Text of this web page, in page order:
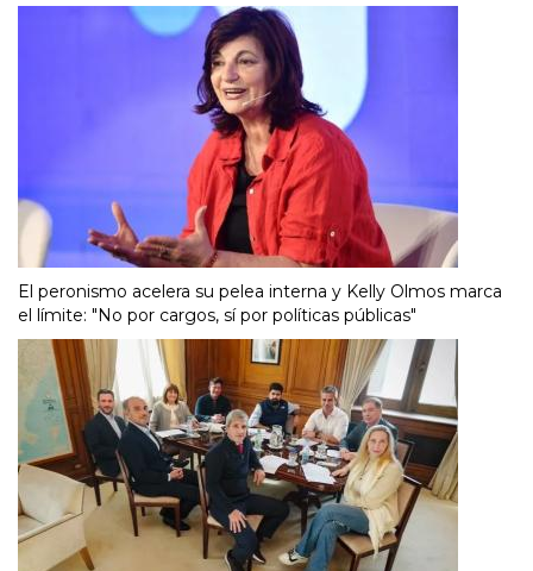
El peronismo acelera su pelea interna y Kelly Olmos marca
el límite: "No por cargos, sí por políticas públicas"